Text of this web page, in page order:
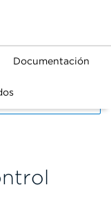
Documentación